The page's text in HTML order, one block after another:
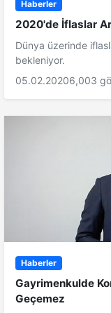
Haberler
2020'de İflaslar
Dünya üzerinde
bekleniyor.
05.02.20206,003
Haberler
Gayrimenkulde
Geçemez